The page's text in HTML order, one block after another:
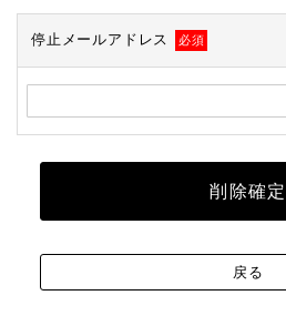
停止メールアドレス 必須